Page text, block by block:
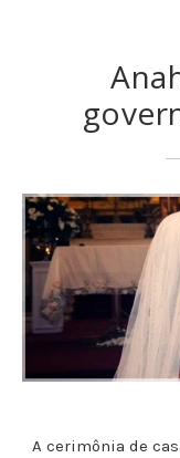
A cerimônia de